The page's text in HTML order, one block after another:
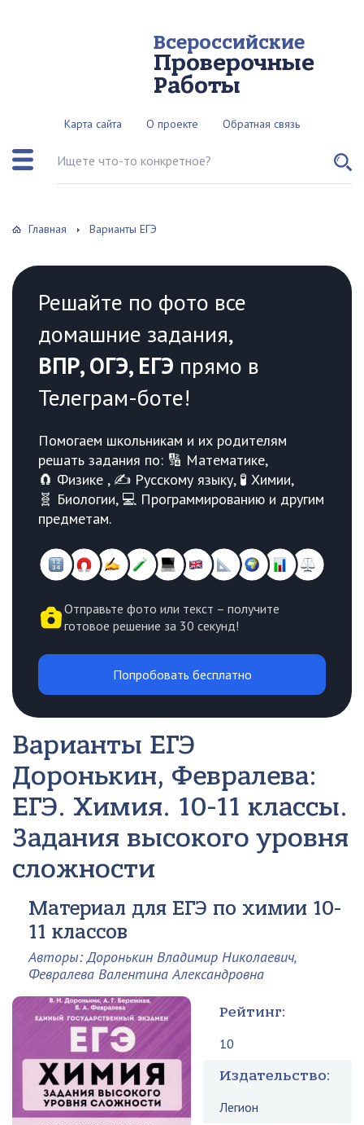
Всероссийские
Проверочные
Работы
Карта сайта О проекте Обратная связь
Поиск по сайту
Главная Варианты ЕГЭ
Решайте по фото все
домашние задания,
ВПР, ОГЭ, ЕГЭ прямо в
Телеграм-боте!
Помогаем школьникам и их родителям
решать задания по: 🔢 Математике,
🧲 Физике , ✍️ Русскому языку, 🧪 Химии,
🧬 Биологии, 💻 Программированию и другим
предметам.
Отправьте фото или текст – получите
готовое решение за 30 секунд!
Попробовать бесплатно
Варианты ЕГЭ
Доронькин, Февралева:
ЕГЭ. Химия. 10-11 классы.
Задания высокого уровня
сложности
Материал для ЕГЭ по химии 10-
11 классов
Авторы: Доронькин Владимир Николаевич,
Февралева Валентина Александровна
Рейтинг:
10
Издательство:
Легион